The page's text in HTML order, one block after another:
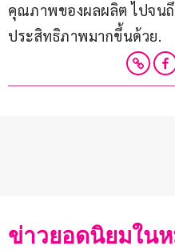
คุณภาพของผลผลิต ไปจนถึ
ประสิทธิภาพมากขึ้นด้วย.
ข่าวยอดนิยมใน